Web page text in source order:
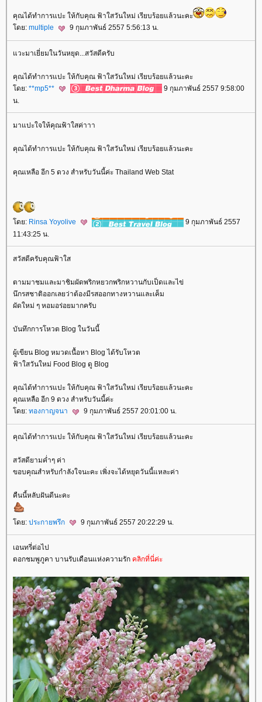
คุณได้ทำการแปะ ให้กับคุณ ฟ้าใสวันใหม่ เรียบร้อยแล้วนะคะ
ดย: multiple 9 กุมภาพันธ์ 2557 5:56:13 น.
วะมาเยี่ยมในวันหยุด...สวัสดีครับ
คุณได้ทำการแปะ ให้กับคุณ ฟ้าใสวันใหม่ เรียบร้อยแล้วนะคะ
ดย: **mp5**
9 กุมภาพันธ์ 2557 9:58:00
น.
มาแปะใจให้คุณฟ้าใสค่าาา
คุณได้ทำการแปะ ให้กับคุณ ฟ้าใสวันใหม่ เรียบร้อยแล้วนะคะ
คุณเหลือ อีก 5 ดวง สำหรับวันนี้ค่ะ Thailand Web Stat
ดย: Rinsa Yoyolive
9 กุมภาพันธ์ 2557
11:43:25 น.
สวัสดีครับคุณฟ้าใส
ตามมาชมและมาชิมผัดพริกหยวกพริกหวานกับเป็ดและไข่
นึกรสชาติออกเลยว่าต้องมีรสออกทางหวานและเค็ม
ผัดใหม่ ๆ หอมอร่อยมากครับ
บันทึกการโหวต Blog ในวันนี้
ผู้เขียน Blog หมวดเนื้อหา Blog ได้รับโหวต
ฟ้าใสวันใหม่ Food Blog ดู Blog
คุณได้ทำการแปะ ให้กับคุณ ฟ้าใสวันใหม่ เรียบร้อยแล้วนะคะ
คุณเหลือ อีก 9 ดวง สำหรับวันนี้ค่ะ
ดย: ทองกาญจนา 9 กุมภาพันธ์ 2557 20:01:00 น.
คุณได้ทำการแปะ ให้กับคุณ ฟ้าใสวันใหม่ เรียบร้อยแล้วนะคะ
สวัสดียามค่ำๆ ค่า
ขอบคุณสำหรับกำลังใจนะคะ เพิ่งจะได้หยุดวันนี้แหละค่า
คืนนี้หลับฝันดีนะคะ
ดย: ประกายพรึก 9 กุมภาพันธ์ 2557 20:22:29 น.
เอนทรี่ต่อไป
ดอกชมพูภูคา บานรับเดือนแห่งความรัก คลิกที่นี่ค่ะ